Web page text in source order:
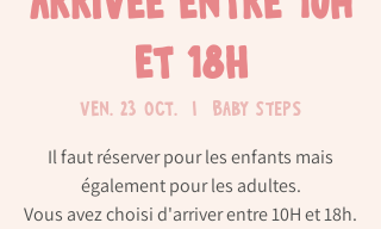
et 18H
ven. 23 oct.
  |
Baby Steps
Il faut réserver pour les enfants mais
également pour les adultes.
Vous avez choisi d'arriver entre 10H et 18h.